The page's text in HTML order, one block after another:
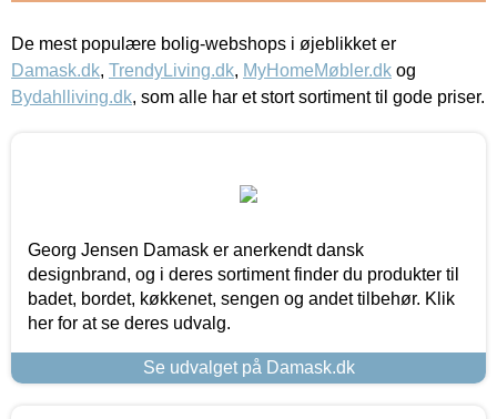
De mest populære bolig-webshops i øjeblikket er
Damask.dk, TrendyLiving.dk, MyHomeMøbler.dk og
Bydahlliving.dk, som alle har et stort sortiment til gode priser.
Georg Jensen Damask er anerkendt dansk
designbrand, og i deres sortiment finder du produkter til
badet, bordet, køkkenet, sengen og andet tilbehør. Klik
her for at se deres udvalg.
Se udvalget på Damask.dk